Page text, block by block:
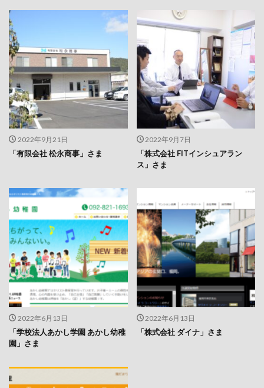
2022年9月21日
「有限会社 松永商事」さま
2022年9月7日
「株式会社 FITインシュアラン
ス」さま
2022年6月13日
「学校法人あかし学園 あかし幼稚
園」さま
2022年6月13日
「株式会社 ダイナ」さま